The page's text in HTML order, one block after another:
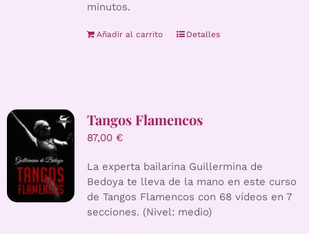
minutos.
Añadir al carrito Detalles
Tangos Flamencos
87,00 €
La experta bailarina Guillermina de
Bedoya te lleva de la mano en este curso
de Tangos Flamencos con 68 vídeos en 7
secciones. (Nivel: medio)